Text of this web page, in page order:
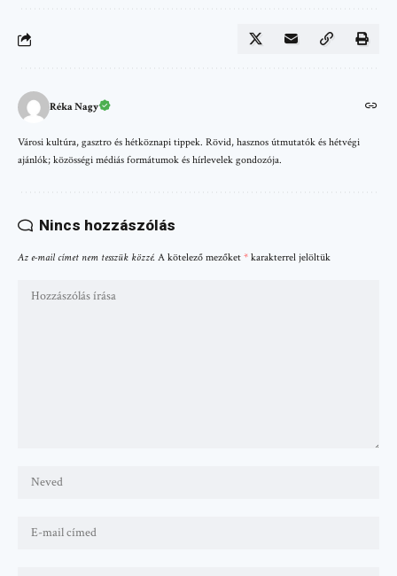
Réka Nagy
Városi kultúra, gasztro és hétköznapi tippek. Rövid, hasznos útmutatók és hétvégi
ajánlók; közösségi médiás formátumok és hírlevelek gondozója.
Nincs hozzászólás
Az e-mail címet nem tesszük közzé. A kötelező mezőket * karakterrel jelöltük